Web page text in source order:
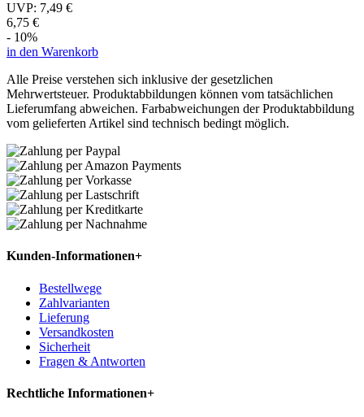
UVP: 7,49 €
6,75 €
- 10%
in den Warenkorb
Alle Preise verstehen sich inklusive der gesetzlichen
Mehrwertsteuer. Produktabbildungen können vom tatsächlichen
Lieferumfang abweichen. Farbabweichungen der Produktabbildung
vom gelieferten Artikel sind technisch bedingt möglich.
Kunden-Informationen+
Bestellwege
Zahlvarianten
Lieferung
Versandkosten
Sicherheit
Fragen & Antworten
Rechtliche Informationen+